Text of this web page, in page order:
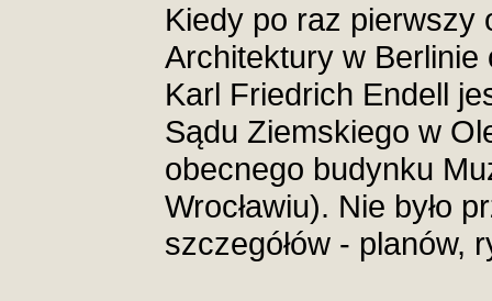
Kiedy po raz pierwszy
Architektury w Berlinie
Karl Friedrich Endell
Sądu Ziemskiego w
obecnego budynku
Wrocławiu). Nie było
szczegółów - planów,